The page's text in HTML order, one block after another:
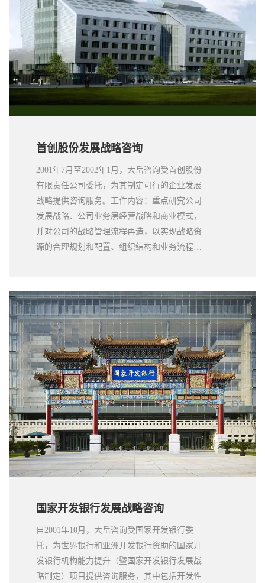
首创股份发展战略咨询
2001年7月至2002年1月，大岳咨询受首创股份
有限责任公司委托，为其制定可行的企业发展
战略提供咨询服务。工作内容：重点研究公司
发展战略、公司业务层经营战略和商业模式，
并对公司的战略管理流程再造，以实现战略资
源的合理规划和配置、组织结构和业务流程的
供的咨询服务为首创战略管理能力的加强奠定
良好基础，战略方案推动和实施使首创进入跨
越式发展阶段。
国家开发银行发展战略咨询
自2001年10月，大岳咨询受国家开发银行委
托，为世界银行和亚洲开发银行资助的国家开
发银行机构能力提升（暨国家开发银行发展战
略制定）项目提供咨询服务，其中包括开发性